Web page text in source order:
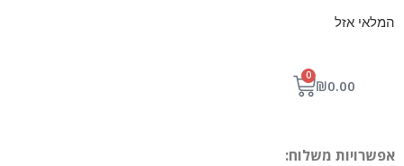
המלאי אזל
₪0.00
0
אפשרויות משלוח: